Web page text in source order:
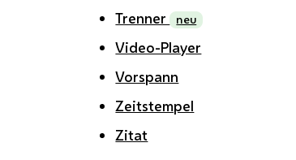
Trenner neu
Video-Player
Vorspann
Zeitstempel
Zitat